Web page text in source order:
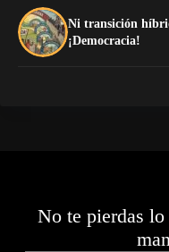
Ni transición
¡Democracia!
No te pierdas